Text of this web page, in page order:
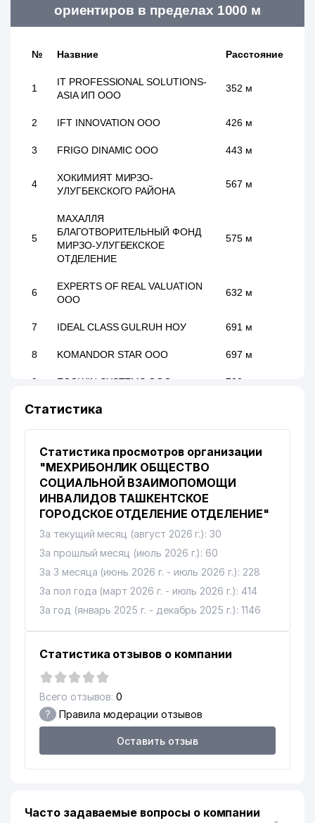
ориентиров в пределах 1000 м
№ Назвние Расстояние
1
IT PROFESSIONAL SOLUTIONS-
ASIA ИП ООО
352 м
2 IFT INNOVATION ООО 426 м
3 FRIGO DINAMIC ООО 443 м
4
ХОКИМИЯТ МИРЗО-
УЛУГБЕКСКОГО РАЙОНА
567 м
5
МАХАЛЛЯ
БЛАГОТВОРИТЕЛЬНЫЙ ФОНД
МИРЗО-УЛУГБЕКСКОЕ
ОТДЕЛЕНИЕ
575 м
6
EXPERTS OF REAL VALUATION
ООО
632 м
7 IDEAL CLASS GULRUH НОУ 691 м
8 KOMANDOR STAR ООО 697 м
9 ECOWIN SYSTEMS ООО 702 м
РЕСПУБЛИКАНСКИЙ
МЕДИЦИНСКИЙ ЦЕНТР
КАРДИОЛОГИИ ИИ
11 INTELLECT НОУ 728 м
12 LIDER TEAM ООО 729 м
ГОСУДАРСТВЕННОГО
ТАМОЖЕННОГО КОМИТЕТА ПО
ТАШКЕНТСКОЙ ОБЛАСТИ
АКАДЕМИЯ ВООРУЖЁННЫХ
15
МИРЗАКАЛОН ИСМОИЛИЙ
820 м
16
CISCO SYSTEMS MANAGEMENT
B.V. ПРЕДСТАВИТЕЛЬСТВО
ARTIFEX ООО
GOLDEN HOUSE DEVELOPMENT
Статистика
Статистика просмотров организации
"МЕХРИБОНЛИК ОБЩЕСТВО
СОЦИАЛЬНОЙ ВЗАИМОПОМОЩИ
ИНВАЛИДОВ ТАШКЕНТСКОЕ
ГОРОДСКОЕ ОТДЕЛЕНИЕ ОТДЕЛЕНИЕ"
За текущий месяц (август 2026 г.): 30
За прошлый месяц (июль 2026 г.): 60
За 3 месяца (июнь 2026 г. - июль 2026 г.): 228
За пол года (март 2026 г. - июль 2026 г.): 414
За год (январь 2025 г. - декабрь 2025 г.): 1146
Статистика отзывов о компании
Всего отзывов: 0
? Правила модерации отзывов
Оставить отзыв
Часто задаваемые вопросы о компании